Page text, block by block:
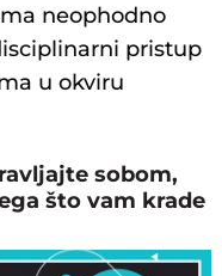
neophodno
pristup
u okviru
sobom,
što vam krade